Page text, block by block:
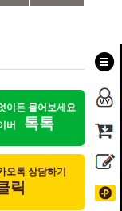
이든 물어보세요
버
톡톡
오톡 상담하기
릭